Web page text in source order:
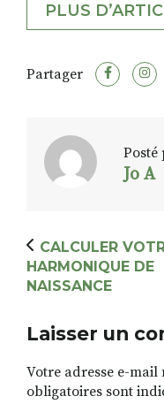
PLUS
Partager
Posté
Jo A
CALCULER
HARMONIQUE DE
NAISSANCE
Laisser un
Votre adresse e-mail
obligatoires sont